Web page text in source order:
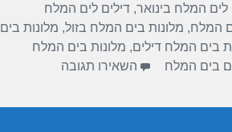
לים המלח בינואר,דילים לים המלח
המלח, מלונות בים המלח בזול, מלונות בים
בים המלח דילים, מלונות בים המלח
בים המלח השאירו תגובה